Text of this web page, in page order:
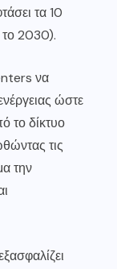
τα 10
το 2030).
να
ώστε
το δίκτυο
τις
την